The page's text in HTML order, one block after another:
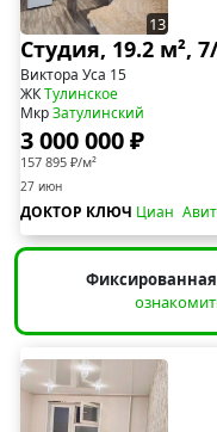
13
Студия, 19.2 м²,
Виктора Уса 15
ЖКТулинское
МкрЗатулинский
3 000 000 ₽
157 895 ₽/м²
27 июн
ДОКТОР КЛЮЧ Циан